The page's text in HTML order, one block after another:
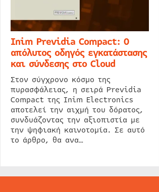
Inim Previdia Compact: Ο
απόλυτος οδηγός εγκατάστασης
και σύνδεσης στο Cloud
Στον σύγχρονο κόσμο της
πυρασφάλειας, η σειρά Previdia
Compact της Inim Electronics
αποτελεί την αιχμή του δόρατος,
συνδυάζοντας την αξιοπιστία με
την ψηφιακή καινοτομία. Σε αυτό
το άρθρο, θα ανα…